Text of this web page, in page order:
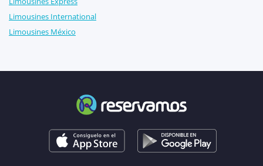
Limousines International
Limousines México